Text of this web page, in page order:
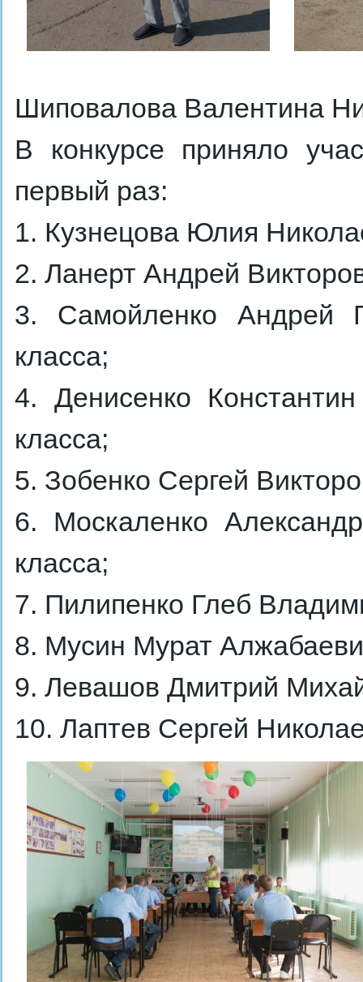
Шиповалова Валентина
В конкурсе приняло
первый раз:
1. Кузнецова Юлия
2. Ланерт Андрей
3. Самойленко Андрей
класса;
4. Денисенко
класса;
5. Зобенко Сергей
6. Москаленко
класса;
7. Пилипенко Глеб
8. Мусин Мурат
9. Левашов Дмитрий
10. Лаптев Сергей